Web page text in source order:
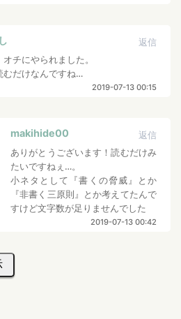
返信
チにやられました。
むだけなんですね…
2019-07-13 00:15
makihide00
返信
ありがとうございます！読むだけみ
たいですねぇ…。
小ネタとして『書くの脅威』とか
『非書く三原則』とか考えてたんで
すけど文字数が足りませんでした
2019-07-13 00:42